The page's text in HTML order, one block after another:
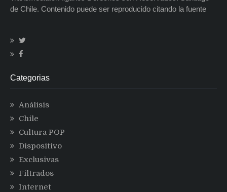
de Chile. Contenido puede ser reproducido citando la fuente
Categorias
Análisis
Chile
Cultura POP
Dispositivo
Exclusivas
Filtrados
Internet